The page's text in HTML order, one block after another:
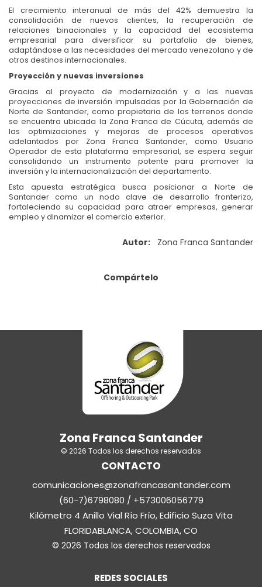
El crecimiento interanual de más del 42% demuestra la
consolidación de nuevos clientes, la recuperación de
relaciones binacionales y la capacidad del ecosistema
empresarial para diversificar su portafolio de bienes,
adaptándose a las necesidades del mercado venezolano y de
otros destinos internacionales.
Proyección y nuevas inversiones
Gracias al proyecto de modernización y a las nuevas
proyecciones de inversión impulsadas por la Gobernación de
Norte de Santander, como propietaria de los terrenos donde
se encuentra ubicada la Zona Franca de Cúcuta, además de
las optimizaciones y mejoras de procesos operativos
adelantados por Zona Franca Santander, como Usuario
Operador de esta plataforma empresarial, se espera seguir
consolidando un instrumento potente para promover la
inversión y la internacionalización del departamento.
Esta apuesta estratégica busca posicionar a Norte de
Santander como un nodo clave de desarrollo fronterizo,
fortaleciendo su capacidad para atraer empresas, generar
empleo y dinamizar el comercio exterior.
Autor: Zona Franca Santander
Compártelo
Zona Franca Santander
© 2026 Todos los derechos reservados
CONTACTO
comunicaciones@zonafrancasantander.com
(60-7)6798080 / +573006056779
Kilómetro 4 Anillo Vial Río Frío, Edificio Suza Vita
FLORIDABLANCA, COLOMBIA, CO
© 2026 Todos los derechos reservados
REDES SOCIALES